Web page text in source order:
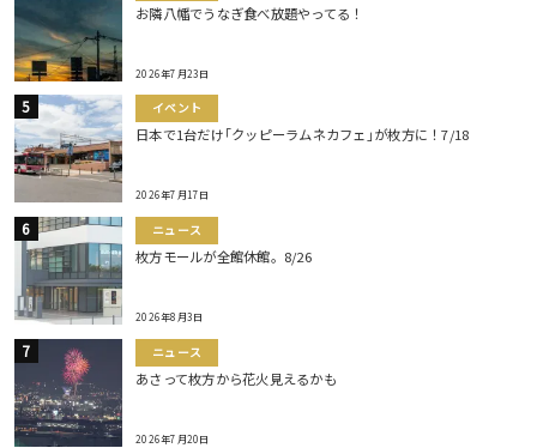
お隣八幡でうなぎ食べ放題やってる！
2026年7月23日
イベント
日本で1台だけ｢クッピーラムネカフェ｣が枚方に！7/18
2026年7月17日
ニュース
枚方モールが全館休館。8/26
2026年8月3日
ニュース
あさって枚方から花火見えるかも
2026年7月20日